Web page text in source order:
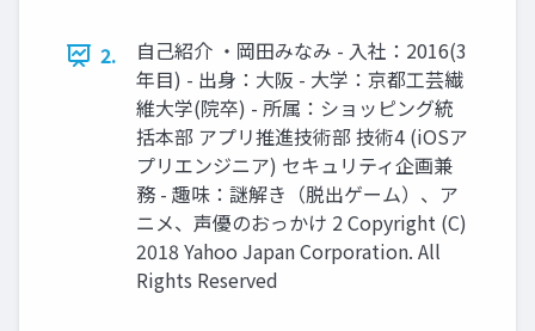
2.
自己紹介 ・岡田みなみ - 入社：2016(3
年目) - 出身：大阪 - 大学：京都工芸繊
維大学(院卒) - 所属：ショッピング統
括本部 アプリ推進技術部 技術4 (iOSア
プリエンジニア) セキュリティ企画兼
務 - 趣味：謎解き（脱出ゲーム）、ア
ニメ、声優のおっかけ 2 Copyright (C)
2018 Yahoo Japan Corporation. All
Rights Reserved